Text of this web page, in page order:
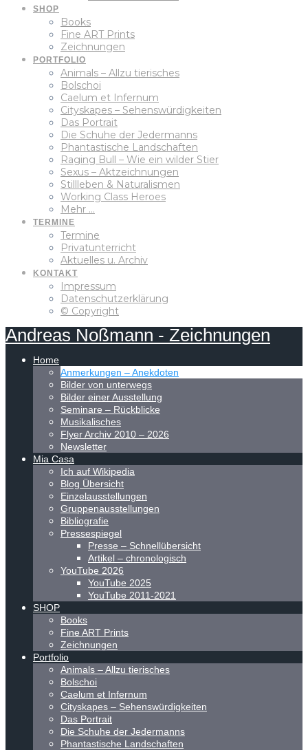
SHOP
Books
Fine ART Prints
Zeichnungen
PORTFOLIO
Animals – Allzu tierisches
Bolschoi
Caelum et Infernum
Cityskapes – Sehenswürdigkeiten
Das Portrait
Die Schuhe der Jedermanns
Phantastische Landschaften
Raging Bull – Wie ein wilder Stier
Sexus – Aktzeichnungen
Stillleben & Naturalismen
Working Class Heroes
Mehr …
TERMINE
Termine
Privatunterricht
Aktuelles u. Archiv
KONTAKT
Impressum
Datenschutzerklärung
© Copyright
Andreas Noßmann - Zeichnungen
Home
Anmerkungen – Anekdoten
Bilder von unterwegs
Bilder einer Ausstellung
Seminare – Rückblicke
Musikalisches
Flyer Archiv 2010 – 2026
Newsletter
Mia Casa
Ich auf Wikipedia
Blog Übersicht
Einzelausstellungen
Gruppenausstellungen
Bibliografie
Pressespiegel
Presse – Schnellübersicht
Artikel – chronologisch
YouTube 2026
YouTube 2025
YouTube 2011-2021
SHOP
Books
Fine ART Prints
Zeichnungen
Portfolio
Animals – Allzu tierisches
Bolschoi
Caelum et Infernum
Cityskapes – Sehenswürdigkeiten
Das Portrait
Die Schuhe der Jedermanns
Phantastische Landschaften